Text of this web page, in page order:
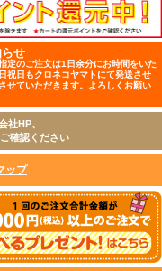
せ
定のご注文は1日余分にお時間をいた
祝日もクロネコヤマトにて発送させ
せていただきます。よろしくお願い
社HP、
確認ください
ップ